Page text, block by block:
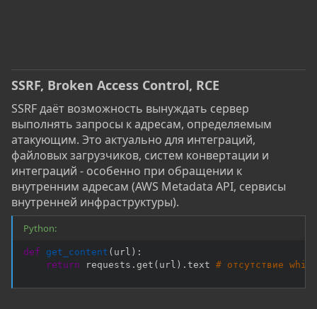
SSRF, Broken Access Control, RCE
SSRF даёт возможность вынуждать сервер
выполнять запросы к адресам, определяемым
атакующим. Это актуально для интеграций,
файловых загрузчиков, систем конвертации и
интеграций - особенно при обращении к
внутренним адресам (AWS Metadata API, сервисы
внутренней инфраструктуры).
Python:
def get_content ( url ) :
return requests . get ( url ) . text # отсутствие